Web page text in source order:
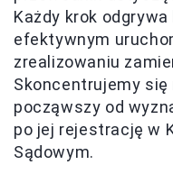
Każdy krok
efektywnym
zrealizowaniu
Skoncentrujemy
począwszy od
po jej rejestrację w
Sądowym.